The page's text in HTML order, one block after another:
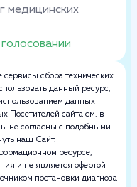
медицинских
сервисы сбора технических
данный ресурс,
данных
Посетителей сайта см. в
не согласны с подобными
наш Сайт.
ресурсе,
и не является офертой
постановки диагноза